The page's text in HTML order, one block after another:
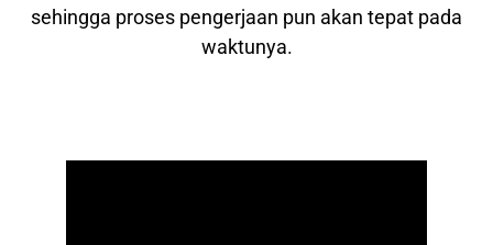
sehingga proses pengerjaan pun akan tepat pada
waktunya.